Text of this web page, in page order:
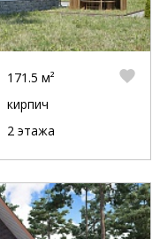
171.5 м²
кирпич
2 этажа